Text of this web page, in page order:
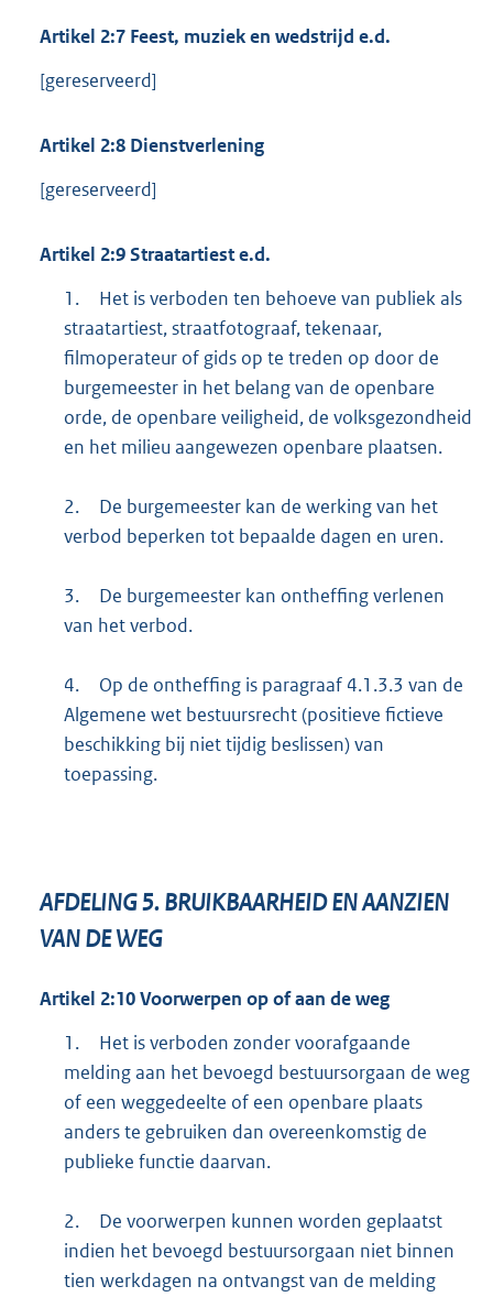
Artikel 2:7 Feest, muziek en wedstrijd e.d.
[gereserveerd]
Artikel 2:8 Dienstverlening
[gereserveerd]
Artikel 2:9Straatartiest e.d.
1.
Het is verboden ten behoeve van publiek als
straatartiest, straatfotograaf, tekenaar,
filmoperateur of gids op te treden op door de
burgemeester in het belang van de openbare
orde, de openbare veiligheid, de volksgezondheid
en het milieu aangewezen openbare plaatsen.
2.
De burgemeester kan de werking van het
verbod beperken tot bepaalde dagen en uren.
3.
De burgemeester kan ontheffing verlenen
van het verbod.
4.
Op de ontheffing is paragraaf 4.1.3.3 van de
Algemene wet bestuursrecht (positieve fictieve
beschikking bij niet tijdig beslissen) van
toepassing.
AFDELING 5. BRUIKBAARHEID EN AANZIEN
VAN DE WEG
Artikel 2:10Voorwerpen op of aan de weg
1.
Het is verboden zonder voorafgaande
melding aan het bevoegd bestuursorgaan de weg
of een weggedeelte of een openbare plaats
anders te gebruiken dan overeenkomstig de
publieke functie daarvan.
2.
De voorwerpen kunnen worden geplaatst
indien het bevoegd bestuursorgaan niet binnen
tien werkdagen na ontvangst van de melding